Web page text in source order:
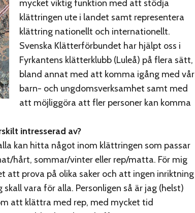
mycket viktig funktion med att stödja
klättringen ute i landet samt representera
klättring nationellt och internationellt.
Svenska Klätterförbundet har hjälpt oss i
Fyrkantens klätterklubb (Luleå) på flera sätt,
bland annat med att komma igång med vår
barn- och ungdomsverksamhet samt med
att möjliggöra att fler personer kan komma
intresserad av?
kan hitta något inom klättringen som passar
hårt, sommar/vinter eller rep/matta. För mig
prova på olika saker och att ingen inriktning
vara för alla. Personligen så är jag (helst)
att klättra med rep, med mycket tid